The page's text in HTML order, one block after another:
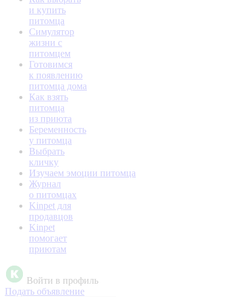
и купить
питомца
Симулятор
жизни с
питомцем
Готовимся
к появлению
питомца дома
Как взять
питомца
из приюта
Беременность
у питомца
Выбрать
кличку
Изучаем эмоции питомца
Журнал
о питомцах
Kinpet для
продавцов
Kinpet
помогает
приютам
Войти в профиль
Подать объявление